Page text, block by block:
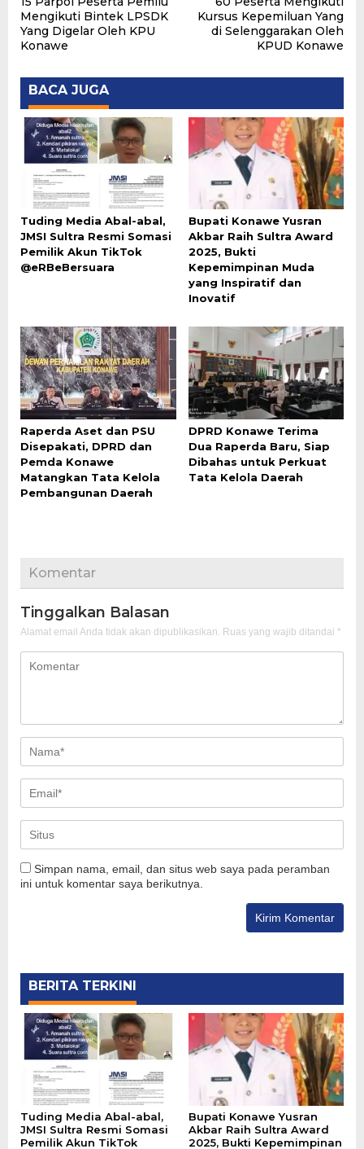
pos
Mengikuti Bintek LPSDK
Yang Digelar Oleh KPU
Konawe
Kursus Kepemiluan Yang
di Selenggarakan Oleh
KPUD Konawe
BACA JUGA
Tuding Media Abal-abal,
JMSI Sultra Resmi Somasi
Pemilik Akun TikTok
@eRBeBersuara
Bupati Konawe Yusran
Akbar Raih Sultra Award
2025, Bukti
Kepemimpinan Muda
yang Inspiratif dan
Inovatif
Raperda Aset dan PSU
Disepakati, DPRD dan
Pemda Konawe
Matangkan Tata Kelola
Pembangunan Daerah
DPRD Konawe Terima
Dua Raperda Baru, Siap
Dibahas untuk Perkuat
Tata Kelola Daerah
Komentar
Tinggalkan Balasan
Alamat email Anda tidak akan dipublikasikan. Ruas yang wajib ditandai *
Simpan nama, email, dan situs web saya pada peramban
ini untuk komentar saya berikutnya.
BERITA TERKINI
Tuding Media Abal-abal,
JMSI Sultra Resmi Somasi
Pemilik Akun TikTok
Bupati Konawe Yusran
Akbar Raih Sultra Award
2025, Bukti Kepemimpinan